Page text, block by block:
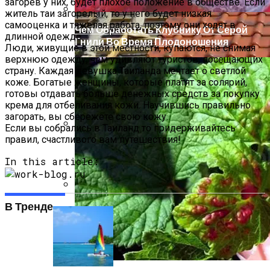
Марианские Лазни (Чехия) Описание
Курорта
Преимущества Крыши С Покрытием Из
Экологически Чистых Материалов
Чем Обработать Клубнику От Серой
Гнили Во Время Плодоношения
житель таи загорелый, то у него будет низкая
самооценка и тяжелая работа, поэтому они ходят в
длинной одежде.
Люди, живущие в этой местности, купаются, не снимая
верхнюю одежду, чем удивляют туристов, посещающих
страну. Каждая девушка Таиланда мечтает о светлой
коже. Богатые женщины, которые платят за солярий,
готовы отдавать больше денежных средств за покупку
крема для отбеливания кожи. Научившись правильно
загорать, вы сбережете свою кожу.
Если вы собрались в Таиланд то придерживайтесь
правил, счастливого вам путешествия!
In this article:
В Тренде